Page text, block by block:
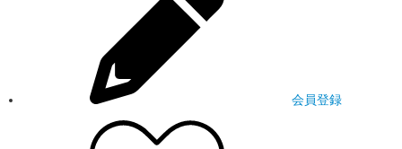
会員登録